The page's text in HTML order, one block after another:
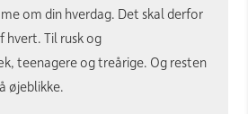
om din hverdag. Det skal derfor
hvert. Til rusk og
teenagere og treårige. Og resten
øjeblikke.